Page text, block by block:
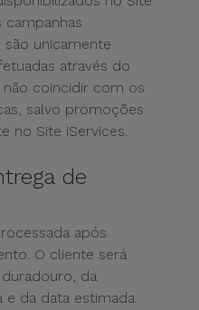
unicamente
através do
coincidir com os
salvo promoções
no Site iServices.
de
após
O cliente será
da
da data estimada